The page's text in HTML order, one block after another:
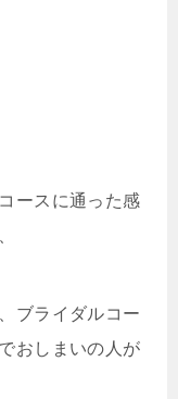
ースに通った感
ブライダルコー
おしまいの人が